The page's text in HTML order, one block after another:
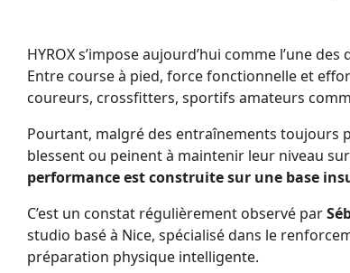
HYROX s’impose aujourd’hui comme l’une
Entre course à pied, force fonctionnelle et
coureurs, crossfitters, sportifs amateurs
Pourtant, malgré des entraînements toujours
blessent ou peinent à maintenir leur niveau
performance est construite sur une base
C’est un constat régulièrement observé par
studio basé à Nice, spécialisé dans le
préparation physique intelligente.